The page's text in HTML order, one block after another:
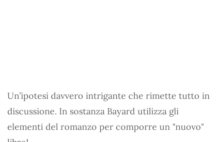
Un’ipotesi davvero intrigante che rimette tutto in
discussione. In sostanza Bayard utilizza gli
elementi del romanzo per comporre un "nuovo"